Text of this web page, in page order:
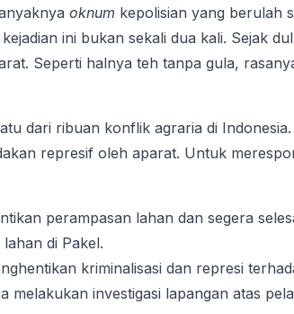
oknum kepolisian yang berulah
ini bukan sekali dua kali. Sejak
Seperti halnya teh tanpa gula,
dari ribuan konflik agraria di
represif oleh aparat. Untuk
perampasan lahan dan segera
di Pakel.
kriminalisasi dan represi
melakukan investigasi lapangan atas